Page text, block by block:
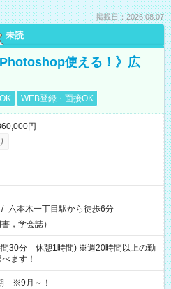
掲載日：2026.08.07
未読
使える！》広
WEB登録・面接OK
円
/ 六本木一丁目駅から徒歩6分
，学会誌）
間30分 休憩1時間) ※週20時間以上の勤
ます！
※9月～！